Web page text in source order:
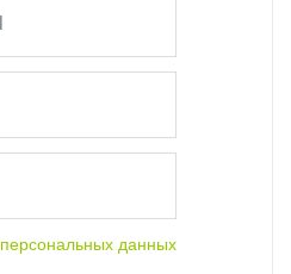
персональных данных